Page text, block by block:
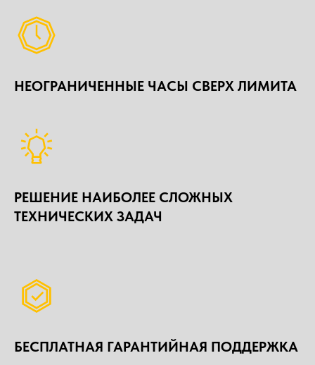
НЕОГРАНИЧЕННЫЕ ЧАСЫ СВЕРХ ЛИМИТА
РЕШЕНИЕ НАИБОЛЕЕ СЛОЖНЫХ
ТЕХНИЧЕСКИХ ЗАДАЧ
БЕСПЛАТНАЯ ГАРАНТИЙНАЯ ПОДДЕРЖКА